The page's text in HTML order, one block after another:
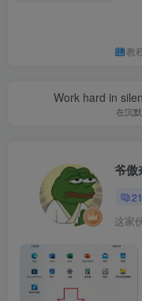
教
Work hard in
在沉
爷傲
21
这家